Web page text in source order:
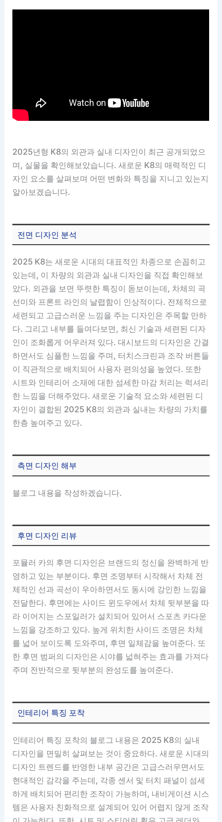
2025년형 K8의 외관과 실내 디자인이 최근 공개되었으
며, 실물을 확인해보았습니다. 새로운 K8의 매력적인 디
자인 요소를 살펴보며 어떤 변화와 특징을 지니고 있는지
알아보겠습니다.
전면 디자인 분석
2025 K8는 새로운 시대의 대표적인 차종으로 손꼽히고
있는데, 이 차량의 외관과 실내 디자인을 직접 확인해보
았다. 외관을 보면 뚜렷한 특징이 돋보이는데, 차체의 곡
선미와 프론트 라인의 날렵함이 인상적이다. 전체적으로
세련되고 고급스러운 느낌을 주는 디자인은 주목할 만하
다. 그리고 내부를 들여다보면, 최신 기술과 세련된 디자
인이 조화롭게 어우러져 있다. 대시보드의 디자인은 간결
하면서도 심플한 느낌을 주며, 터치스크린과 조작 버튼들
이 직관적으로 배치되어 사용자 편의성을 높였다. 또한
시트와 인테리어 소재에 대한 섬세한 마감 처리는 럭셔리
한 느낌을 더해주었다. 새로운 기술적 요소와 세련된 디
자인이 결합된 2025 K8의 외관과 실내는 차량의 가치를
한층 높여주고 있다.
측면 디자인 해부
블로그 내용을 작성하겠습니다.
후면 디자인 리뷰
포뮬러 카의 후면 디자인은 브랜드의 정신을 완벽하게 반
영하고 있는 부분이다. 후면 조명부터 시작해서 차체 전
체적인 선과 곡선이 우아하면서도 동시에 강인한 느낌을
전달한다. 후면에는 사이드 윈도우에서 차체 뒷부분을 따
라 이어지는 스포일러가 설치되어 있어서 스포츠 카다운
느낌을 강조하고 있다. 높게 위치한 사이드 조명은 차체
를 넓어 보이도록 도와주며, 후면 일체감을 높여준다. 또
한 후면 범퍼의 디자인은 시야를 넓혀주는 효과를 가져다
주며 전반적으로 뒷부분의 완성도를 높여준다.
인테리어 특징 포착
인테리어 특징 포착의 블로그 내용은 2025 K8의 실내
디자인을 면밀히 살펴보는 것이 중요하다. 새로운 시대의
디자인 트렌드를 반영한 내부 공간은 고급스러우면서도
현대적인 감각을 주는데, 각종 센서 및 터치 패널이 섬세
하게 배치되어 편리한 조작이 가능하며, 내비게이션 시스
템은 사용자 친화적으로 설계되어 있어 어렵지 않게 조작